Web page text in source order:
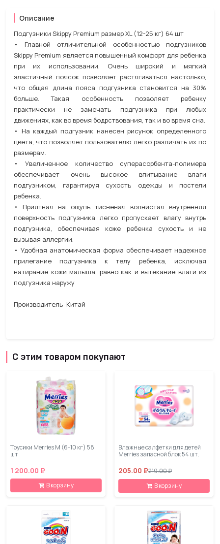
Описание
Подгузники Skippy Premium размер XL (12-25 кг) 64 шт
• Главной отличительной особенностью подгузников
Skippy Premium является повышенный комфорт для ребенка
при их использовании. Очень широкий и мягкий
эластичный поясок позволяет растягиваться настолько,
что общая длина пояса подгузника становится на 30%
больше. Такая особенность позволяет ребенку
практически не замечать подгузника при любых
движениях, как во время бодрствования, так и во время сна.
• На каждый подгузник нанесен рисунок определенного
цвета, что позволяет пользователю легко различать их по
размерам.
• Увеличенное количество суперасорбента-полимера
обеспечивает очень высокое впитывание влаги
подгузником, гарантируя сухость одежды и постели
ребенка.
• Приятная на ощупь тисненая волнистая внутренняя
поверхность подгузника легко пропускает влагу внутрь
подгузника, обеспечивая коже ребенка сухость и не
вызывая аллергии.
• Удобная анатомическая форма обеспечивает надежное
прилегание подгузника к телу ребенка, исключая
натирание кожи малыша, равно как и вытекание влаги из
подгузника наружу
Производитель: Китай
С этим товаром покупают
Трусики Merries M (6-10 кг) 58
шт
1 200.00 ₽
В корзину
Влажные салфетки для детей
Merries запасной блок 54 шт.
205.00 ₽219.00 ₽
В корзину